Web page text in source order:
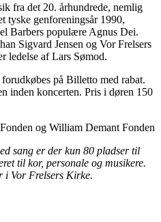
fra det 20. århundrede, nemlig
tyske genforeningsår 1990,
Barbers populære Agnus Dei.
Sigvard Jensen og Vor Frelsers
ledelse af Lars Sømod.
på Billetto med rabat.
inden koncerten. Pris i døren 150
og William Demant Fonden
sang er der kun 80 pladser til
til kor, personale og musikere.
i Vor Frelsers Kirke.